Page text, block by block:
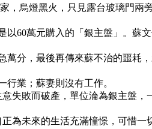
，烏燈黑火，只見露台玻璃門兩
60萬元購入的「銀主盤」。蘇
分，最後再傳來蘇不治的噩耗
業；蘇妻則沒有工作。
失敗而破產，單位淪為銀主盤，
未來的生活充滿憧憬，可惜一